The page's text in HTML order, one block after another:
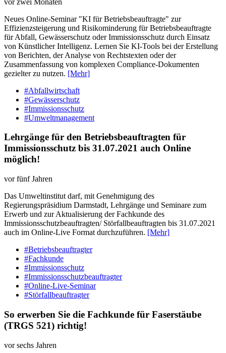
Neues Online-Seminar "KI für Betriebsbeauftragte" zur
Effizienzsteigerung und Risikominderung für Betriebsbeauftragte
für Abfall, Gewässerschutz oder Immissionsschutz durch Einsatz
von Künstlicher Intelligenz. Lernen Sie KI-Tools bei der Erstellung
von Berichten, der Analyse von Rechtstexten oder der
Zusammenfassung von komplexen Compliance-Dokumenten
gezielter zu nutzen. [Mehr]
#Abfallwirtschaft
#Gewässerschutz
#Immissionsschutz
#Umweltmanagement
Lehrgänge für den Betriebsbeauftragten für
Immissionsschutz bis 31.07.2021 auch Online
möglich!
vor fünf Jahren
Das Umweltinstitut darf, mit Genehmigung des
Regierungspräsidium Darmstadt, Lehrgänge und Seminare zum
Erwerb und zur Aktualisierung der Fachkunde des
Immissionsschutzbeauftragten/ Störfallbeauftragten bis 31.07.2021
auch im Online-Live Format durchzuführen. [Mehr]
#Betriebsbeauftragter
#Fachkunde
#Immissionsschutz
#Immissionsschutzbeauftragter
#Online-Live-Seminar
#Störfallbeauftragter
So erwerben Sie die Fachkunde für Faserstäube
(TRGS 521) richtig!
vor sechs Jahren